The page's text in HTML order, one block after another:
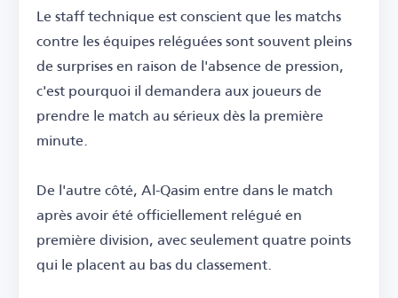
Le staff technique est conscient que les matchs
contre les équipes reléguées sont souvent pleins
de surprises en raison de l'absence de pression,
c'est pourquoi il demandera aux joueurs de
prendre le match au sérieux dès la première
minute.
De l'autre côté, Al-Qasim entre dans le match
après avoir été officiellement relégué en
première division, avec seulement quatre points
qui le placent au bas du classement.